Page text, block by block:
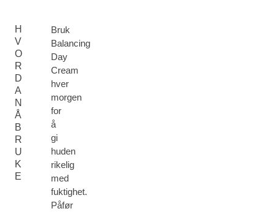
H
V
O
R
D
A
N
Å
B
R
U
K
E
Bruk
Balancing
Day
Cream
hver
morgen
for
å
gi
huden
rikelig
med
fuktighet.
Påfør